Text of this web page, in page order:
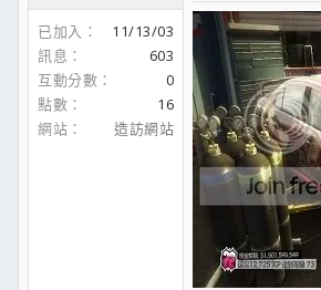
已加入
11/13/03
訊息
603
互動分數
0
點數
16
網站
造訪網站